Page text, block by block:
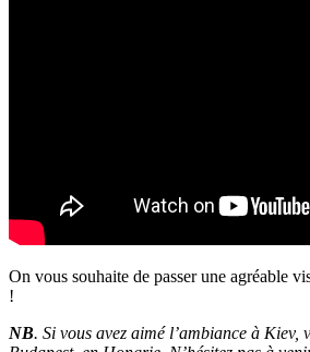
On vous souhaite de passer une agréable
!
NB. Si vous avez aimé l’ambiance à Kiev,